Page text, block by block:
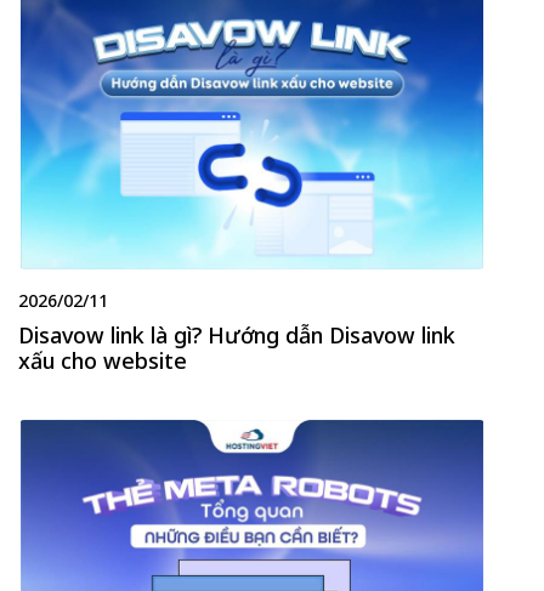
2026/02/11
Disavow link là gì? Hướng dẫn Disavow link
xấu cho website